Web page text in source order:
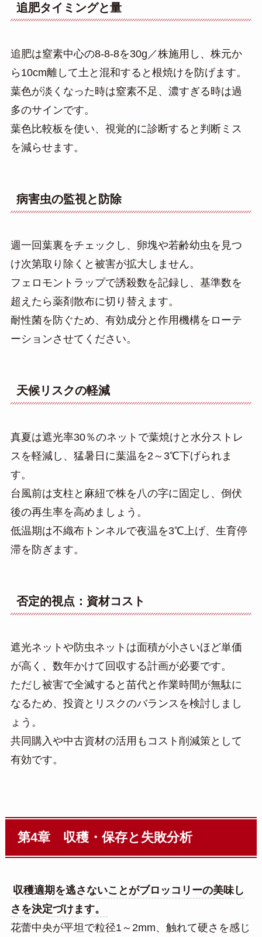
追肥タイミングと量
追肥は窒素中心の8-8-8を30g／株施用し、株元か
ら10cm離して土と混和すると根焼けを防げます。
葉色が淡くなった時は窒素不足、濃すぎる時は過
多のサインです。
葉色比較板を使い、視覚的に診断すると判断ミス
を減らせます。
病害虫の監視と防除
週一回葉裏をチェックし、卵塊や若齢幼虫を見つ
け次第取り除くと被害が拡大しません。
フェロモントラップで誘殺数を記録し、基準数を
超えたら薬剤散布に切り替えます。
耐性菌を防ぐため、有効成分と作用機構をローテ
ーションさせてください。
天候リスクの軽減
真夏は遮光率30％のネットで葉焼けと水分ストレ
スを軽減し、猛暑日に葉温を2～3℃下げられま
す。
台風前は支柱と麻紐で株を八の字に固定し、倒伏
後の再生率を高めましょう。
低温期は不織布トンネルで夜温を3℃上げ、生育停
滞を防ぎます。
否定的視点：資材コスト
遮光ネットや防虫ネットは面積が小さいほど単価
が高く、数年かけて回収する計画が必要です。
ただし被害で全滅すると苗代と作業時間が無駄に
なるため、投資とリスクのバランスを検討しまし
ょう。
共同購入や中古資材の活用もコスト削減策として
有効です。
第4章 収穫・保存と失敗分析
収穫適期を逃さないことがブロッコリーの美味し
さを決定づけます。
花蕾中央が平坦で粒径1～2mm、触れて硬さを感じ